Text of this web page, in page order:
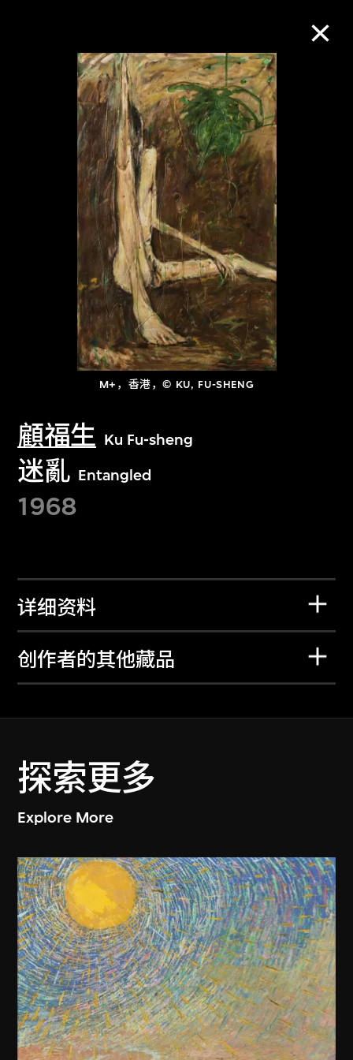
M+，香港，© KU, FU-SHENG
顧福生 Ku Fu-sheng
迷亂 Entangled
1968
详细资料
创作者的其他藏品
探索更多
Explore More
M+藏品
进一步筛选
关于M+藏品
探索世界顶级的二十及二十一世纪视觉
文化藏品。